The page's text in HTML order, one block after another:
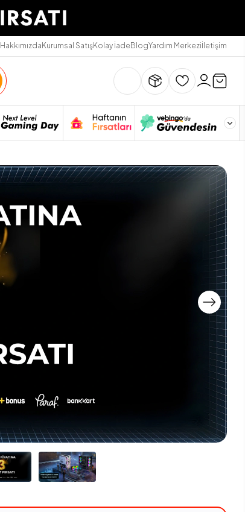
HakkımızdaKurumsal SatışKolay İadeBlogYardım Merkeziİletişim